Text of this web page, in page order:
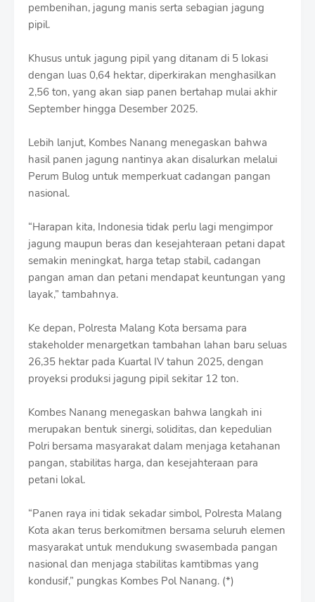
pembenihan, jagung manis serta sebagian jagung
pipil.
Khusus untuk jagung pipil yang ditanam di 5 lokasi
dengan luas 0,64 hektar, diperkirakan menghasilkan
2,56 ton, yang akan siap panen bertahap mulai akhir
September hingga Desember 2025.
Lebih lanjut, Kombes Nanang menegaskan bahwa
hasil panen jagung nantinya akan disalurkan melalui
Perum Bulog untuk memperkuat cadangan pangan
nasional.
“Harapan kita, Indonesia tidak perlu lagi mengimpor
jagung maupun beras dan kesejahteraan petani dapat
semakin meningkat, harga tetap stabil, cadangan
pangan aman dan petani mendapat keuntungan yang
layak,” tambahnya.
Ke depan, Polresta Malang Kota bersama para
stakeholder menargetkan tambahan lahan baru seluas
26,35 hektar pada Kuartal IV tahun 2025, dengan
proyeksi produksi jagung pipil sekitar 12 ton.
Kombes Nanang menegaskan bahwa langkah ini
merupakan bentuk sinergi, soliditas, dan kepedulian
Polri bersama masyarakat dalam menjaga ketahanan
pangan, stabilitas harga, dan kesejahteraan para
petani lokal.
“Panen raya ini tidak sekadar simbol, Polresta Malang
Kota akan terus berkomitmen bersama seluruh elemen
masyarakat untuk mendukung swasembada pangan
nasional dan menjaga stabilitas kamtibmas yang
kondusif,” pungkas Kombes Pol Nanang. (*)